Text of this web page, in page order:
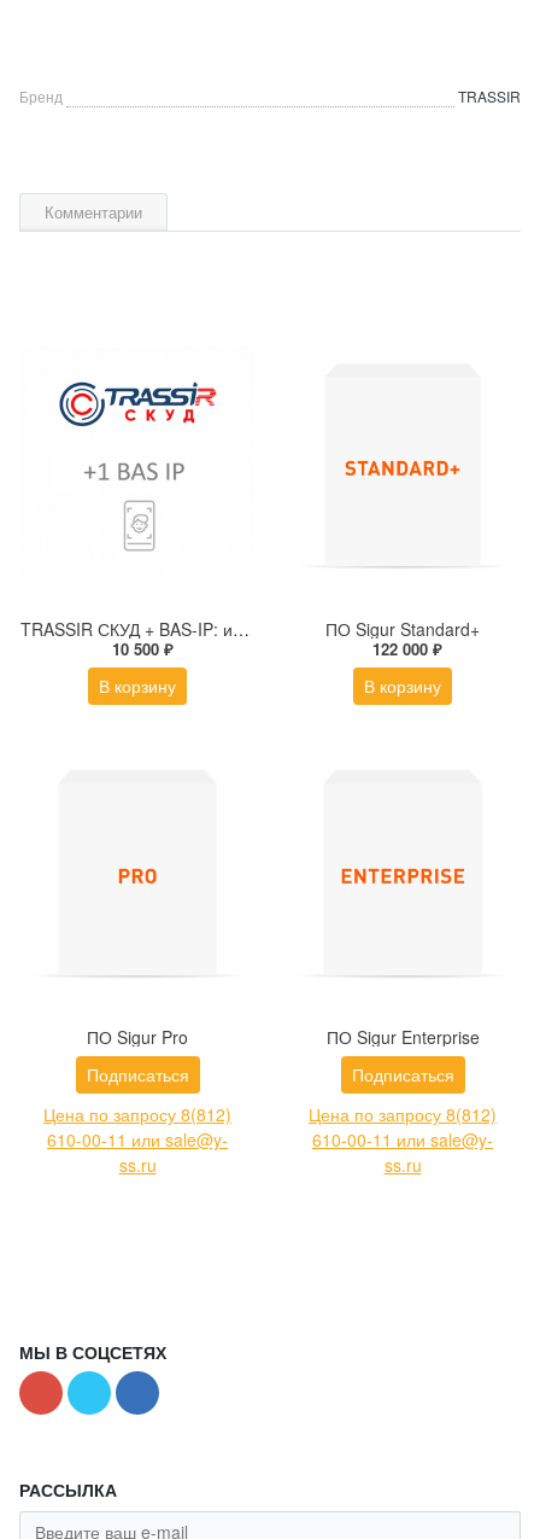
Бренд TRASSIR
Комментарии
TRASSIR СКУД + BAS-IP: интеграция для подключения домофонной панели к серверу TRASSIR
10 500 ₽
В корзину
ПО Sigur Standard+
122 000 ₽
В корзину
ПО Sigur Pro
Подписаться
Цена по запросу 8(812)
610-00-11 или sale@y-
ss.ru
ПО Sigur Enterprise
Подписаться
Цена по запросу 8(812)
610-00-11 или sale@y-
ss.ru
МЫ В СОЦСЕТЯХ
РАССЫЛКА